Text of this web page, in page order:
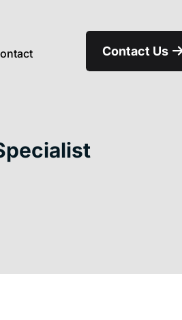
Contact Us